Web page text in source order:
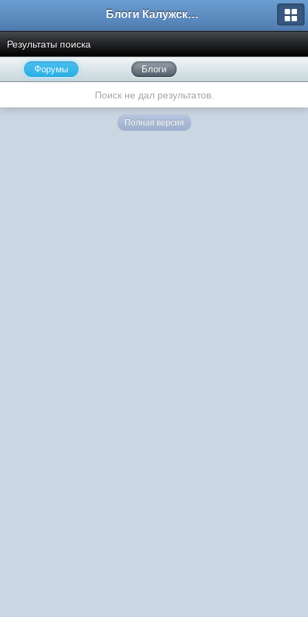
Блоги Калужского перекрестка
Результаты поиска
Форумы Блоги
Поиск не дал результатов.
Полная версия